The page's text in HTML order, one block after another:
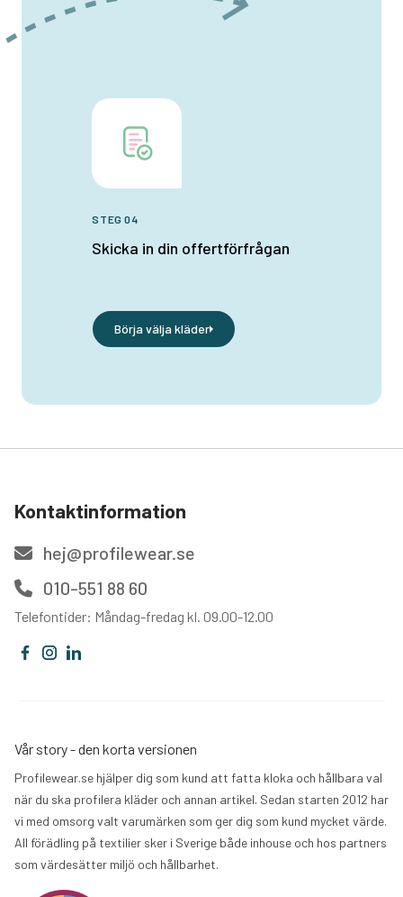
STEG 04
Skicka in din offertförfrågan
Börja välja kläder
Kontaktinformation
hej@profilewear.se
010-551 88 60
Telefontider: Måndag-fredag kl. 09.00-12.00
Vår story - den korta versionen
Profilewear.se hjälper dig som kund att fatta kloka och hållbara val
när du ska profilera kläder och annan artikel. Sedan starten 2012 har
vi med omsorg valt varumärken som ger dig som kund mycket värde.
All förädling på textilier sker i Sverige både inhouse och hos partners
som värdesätter miljö och hållbarhet.